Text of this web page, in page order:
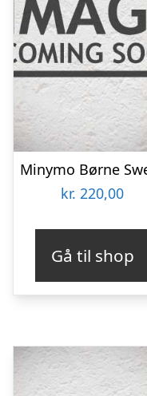
kr. 220,00
Gå til shop